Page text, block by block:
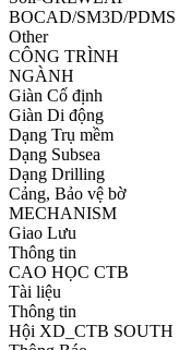
BOCAD/SM3D/PDMS
Other
CÔNG TRÌNH
NGÀNH
Giàn Cố định
Giàn Di động
Dạng Trụ mềm
Dạng Subsea
Dạng Drilling
Cảng, Bảo vệ bờ
MECHANISM
Giao Lưu
Thông tin
CAO HỌC CTB
Tài liệu
Thông tin
Hội XD_CTB SOUTH